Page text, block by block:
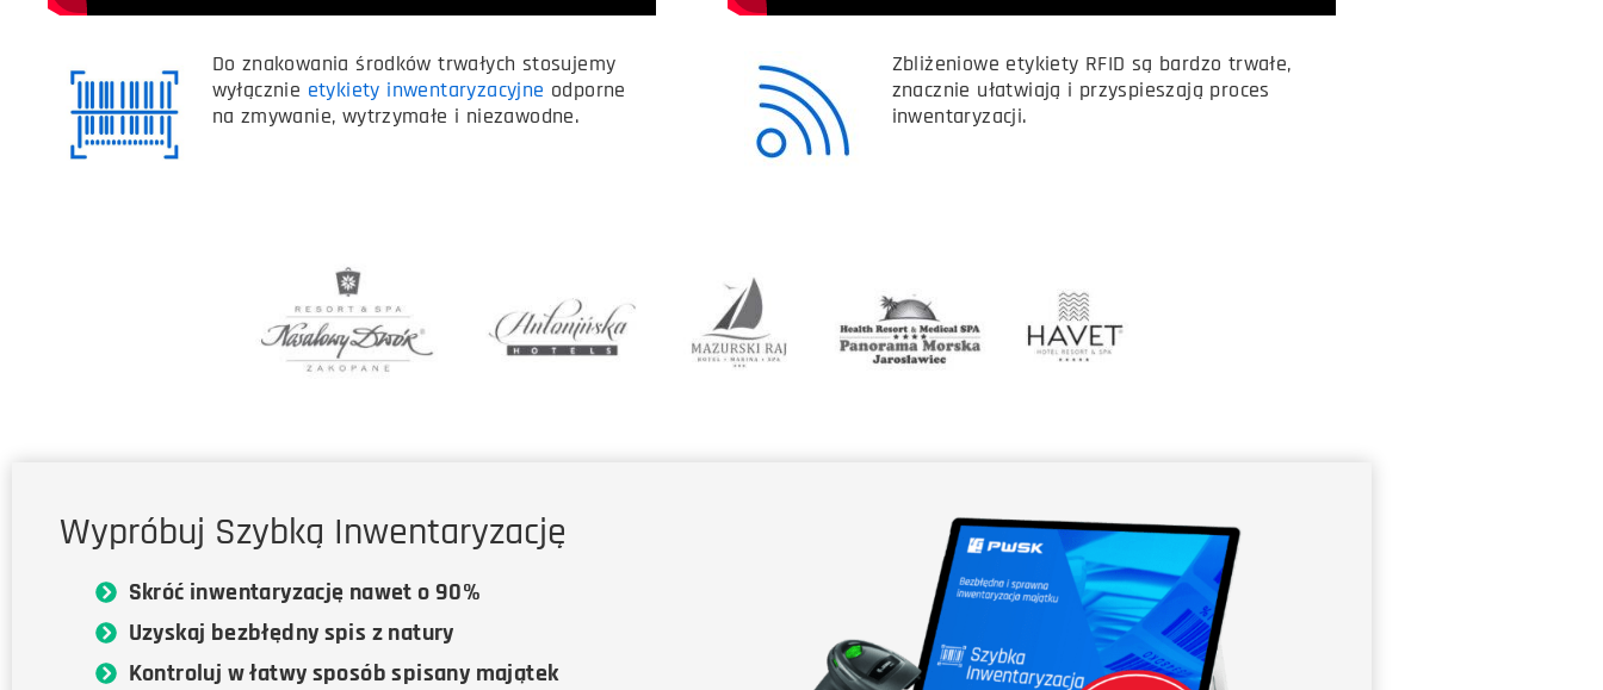
Do znakowania środków trwałych stosujemy
wyłącznie etykiety inwentaryzacyjne odporne
na zmywanie, wytrzymałe i niezawodne.
Zbliżeniowe etykiety RFID są bardzo trwałe,
znacznie ułatwiają i przyspieszają proces
inwentaryzacji.
Wypróbuj Szybką Inwentaryzację
Skróć inwentaryzację nawet o 90%
Uzyskaj bezbłędny spis z natury
Kontroluj w łatwy sposób spisany majątek